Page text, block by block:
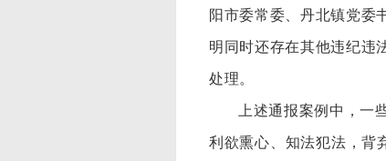
阳市委常委、丹北镇党委
明同时还存在其他违纪违
处理。
上述通报案例中，
利欲熏心、知法犯法，背